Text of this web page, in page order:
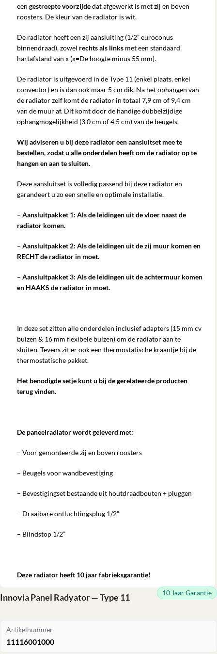
een gestreepte voorzijdedat afgewerkt is met zij en boven
roosters. De kleur van de radiator is wit.
De radiator heeft een zij aansluiting (1/2” euroconus
binnendraad), zowel rechts als links met een standaard
hartafstand van x (x=De hoogte minus 55 mm).
De radiator is uitgevoerd in de Type 11 (enkel plaats, enkel
convector) en is dan ook maar 5 cm dik. Na het ophangen van
de radiator zelf komt de radiator in totaal 7,9 cm of 9,4 cm
van de muur af. Dit komt door de handige dubbelzijdige
ophangmogelijkheid (3,0 cm of 4,5 cm) van de beugels.
Wij adviseren u bij deze radiator een aansluitset mee te
bestellen, zodat u alle onderdelen heeft om de radiator op te
hangen en aan te sluiten.
Deze aansluitset is volledig passend bij deze radiator en
garandeert u zo een snelle en optimale installatie.
– Aansluitpakket 1: Als de leidingen uit de vloer naast de
radiator komen.
– Aansluitpakket 2: Als de leidingen uit de zij muur komen en
RECHT de radiator in moet.
– Aansluitpakket 3: Als de leidingen uit de achtermuur komen
en HAAKS de radiator in moet.
In deze set zitten alle onderdelen inclusief adapters (15 mm cv
buizen & 16 mm flexibele buizen) om de radiator aan te
sluiten. Tevens zit er ook een thermostatische kraantje bij de
thermostatische pakket.
Het benodigde setje kunt u bij de gerelateerde producten
terug vinden.
De paneelradiator wordt geleverd met:
– Voor gemonteerde zij en boven roosters
– Beugels voor wandbevestiging
– Bevestigingset bestaande uit houtdraadbouten + pluggen
– Draaibare ontluchtingsplug 1/2”
– Blindstop 1/2”
Deze radiator heeft 10 jaar fabrieksgarantie!
Innovia Panel Radyator — Type 11 10 Jaar Garantie
Artikelnummer
11116001000